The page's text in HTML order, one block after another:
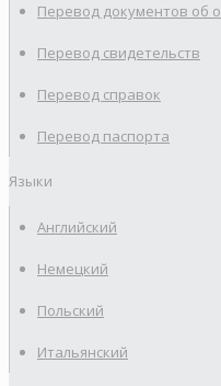
Перевод документов об
Перевод свидетельств
Перевод справок
Перевод паспорта
Языки
Английский
Немецкий
Польский
Итальянский